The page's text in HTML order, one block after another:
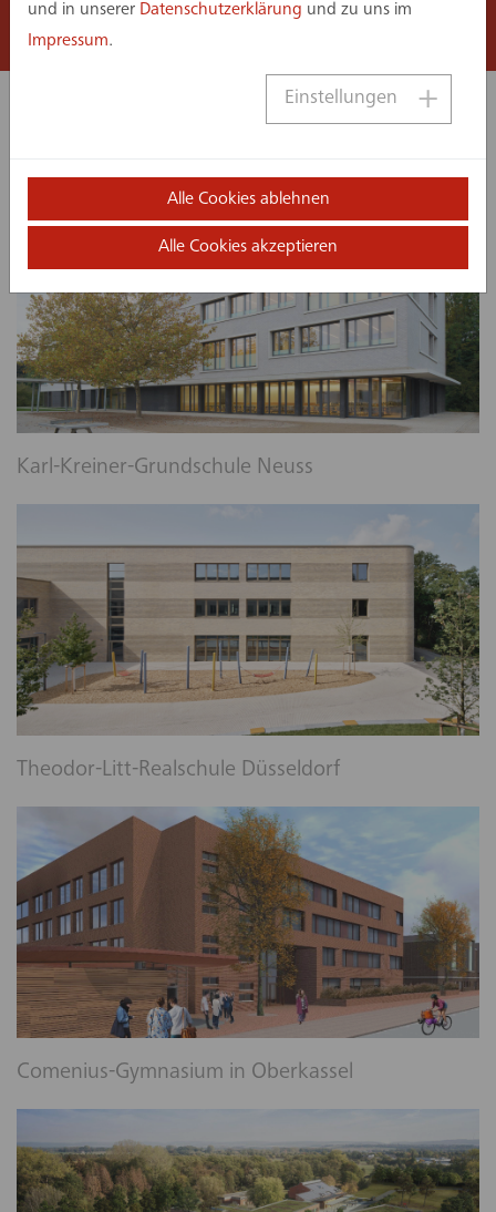
Tragwerksplanung
Karl-Kreiner-Grundschule Neuss
Theodor-Litt-Realschule Düsseldorf
Comenius-Gymnasium in Oberkassel
und in unserer Datenschutzerklärung und zu uns im
Impressum.
Einstellungen
Alle Cookies ablehnen
Alle Cookies akzeptieren